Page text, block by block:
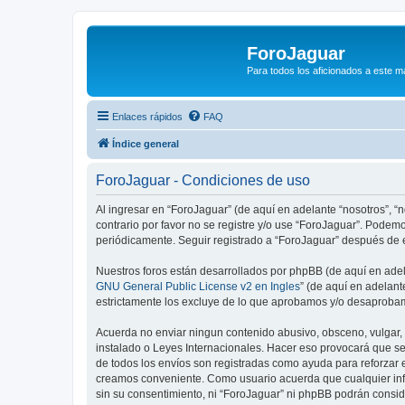
ForoJaguar
Para todos los aficionados a este
Enlaces rápidos FAQ
Índice general
ForoJaguar - Condiciones de uso
Al ingresar en “ForoJaguar” (de aquí en adelante “nosotros”,
contrario por favor no se registre y/o use “ForoJaguar”.
periódicamente. Seguir registrado a “ForoJaguar” después
Nuestros foros están desarrollados por phpBB (de aquí en
GNU General Public License v2 en Ingles” (de aquí en
estrictamente los excluye de lo que aprobamos y/o
Acuerda no enviar ningun contenido abusivo, obsceno,
instalado o Leyes Internacionales. Hacer eso provocará que
de todos los envíos son registradas como ayuda para
creamos conveniente. Como usuario acuerda que cualquier
sin su consentimiento, ni “ForoJaguar” ni phpBB podrán